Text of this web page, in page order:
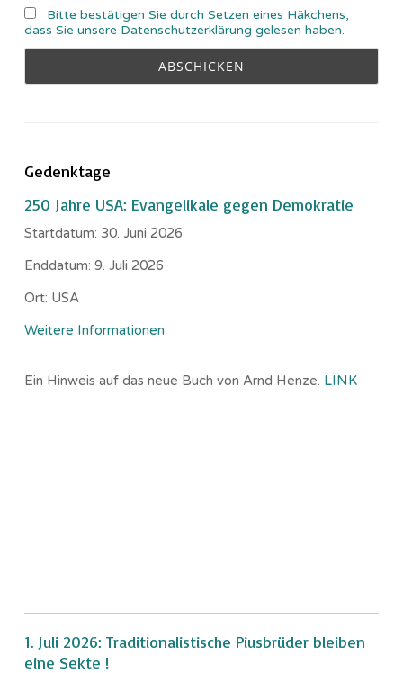
Bitte bestätigen Sie durch Setzen eines Häkchens,
dass Sie unsere Datenschutzerklärung gelesen haben.
Gedenktage
250 Jahre USA: Evangelikale gegen Demokratie
Startdatum: 30. Juni 2026
Enddatum: 9. Juli 2026
Ort: USA
Weitere Informationen
Ein Hinweis auf das neue Buch von Arnd Henze. LINK
1. Juli 2026: Traditionalistische Piusbrüder bleiben
eine Sekte !